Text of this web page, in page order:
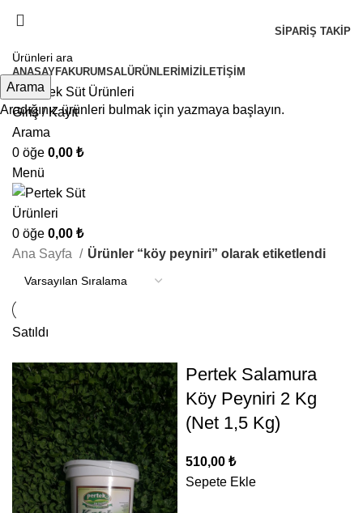
SIPARIŞ TAKIP
3.000 ₺ Ve Üzeri Alışverişlerde Ücretsiz Kargo !
ANASAYFAKURUMSALÜRÜNLERIMIZ İLETIŞIM
Giriş / Kayıt
Arama
0 öğe 0,00 ₺
Menü
0 öğe 0,00 ₺
Ana Sayfa
Ürünler “köy peyniri” olarak etiketlendi
Satıldı
Pertek Salamura
Köy Peyniri 2 Kg
(Net 1,5 Kg)
510,00 ₺
Sepete Ekle
Arama
Aradığınız ürünleri bulmak için yazmaya başlayın.